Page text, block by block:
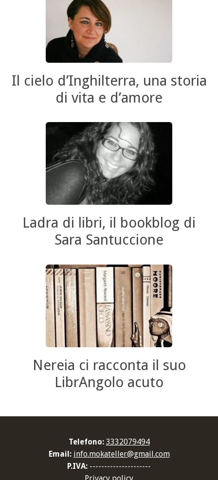
Il cielo d’Inghilterra, una storia
di vita e d’amore
Ladra di libri, il bookblog di
Sara Santuccione
Nereia ci racconta il suo
LibrAngolo acuto
Telefono: 3332079494
Email: info.mokateller@gmail.com
P.IVA: ---------------------